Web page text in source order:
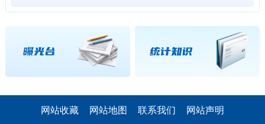
网站收藏 网站地图 联系我们 网站声明